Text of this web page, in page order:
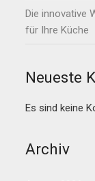
Die innovative
für Ihre Küche
Neueste
Es sind keine
Archiv